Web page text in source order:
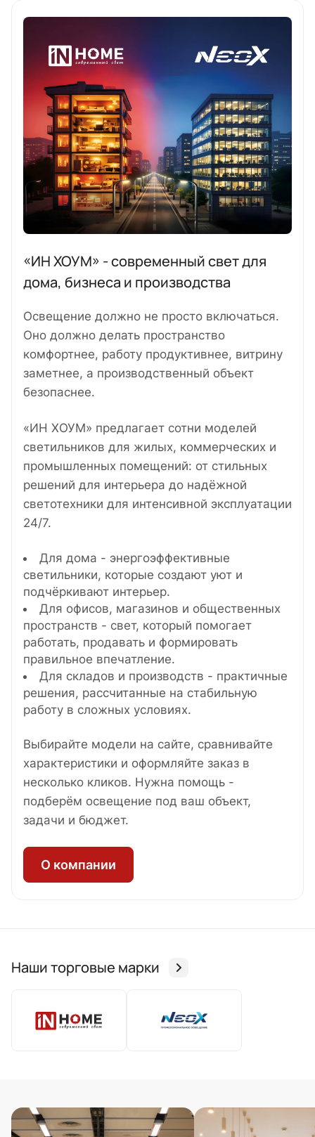
«ИН ХОУМ» - современный свет для
дома, бизнеса и производства
Освещение должно не просто включаться.
Оно должно делать пространство
комфортнее, работу продуктивнее, витрину
заметнее, а производственный объект
безопаснее.
«ИН ХОУМ» предлагает сотни моделей
светильников для жилых, коммерческих и
промышленных помещений: от стильных
решений для интерьера до надёжной
светотехники для интенсивной эксплуатации
24/7.
Для дома - энергоэффективные
светильники, которые создают уют и
подчёркивают интерьер.
Для офисов, магазинов и общественных
пространств - свет, который помогает
работать, продавать и формировать
правильное впечатление.
Для складов и производств - практичные
решения, рассчитанные на стабильную
работу в сложных условиях.
Выбирайте модели на сайте, сравнивайте
характеристики и оформляйте заказ в
несколько кликов. Нужна помощь -
подберём освещение под ваш объект,
задачи и бюджет.
О компании
Наши торговые марки